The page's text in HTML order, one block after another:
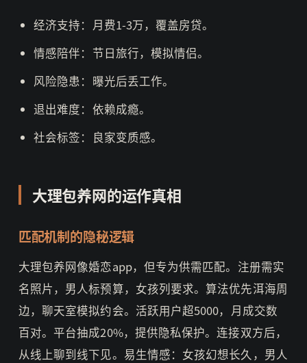
经济支持：月费1-3万，覆盖房贷。
情感陪伴：节日旅行，模拟情侣。
风险隐患：曝光后丢工作。
退出难度：依赖成瘾。
社会标签：良家变质感。
大理包养网的运作真相
匹配机制的隐秘逻辑
大理包养网像婚恋app，但专为供需匹配。注册需实
名照片，男人标预算，女孩列要求。算法优先洱海周
边，聊天室模拟约会。活跃用户超5000，月成交数
百对。平台抽成20%，提供隐私保护。连接双方后，
从线上聊到线下见。易生情感：女孩幻想长久，男人